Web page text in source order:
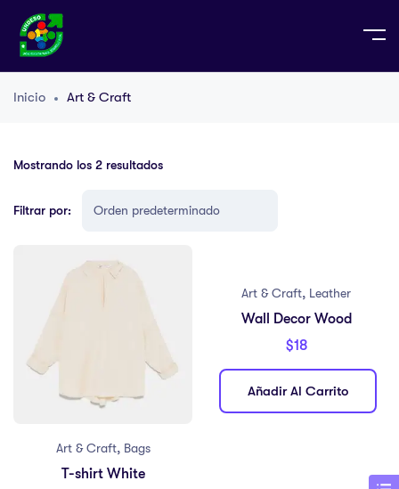
Inicio Art & Craft
Mostrando los 2 resultados
Filtrar por:
Art & Craft, Bags
T-shirt White
Art & Craft, Leather
Wall Decor Wood
$18
Añadir Al Carrito